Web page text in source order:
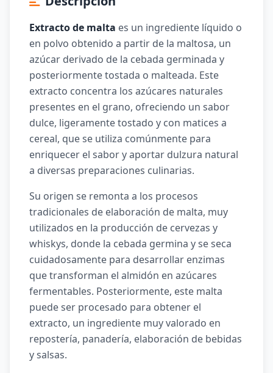
Extracto de malta es un ingrediente líquido o
en polvo obtenido a partir de la maltosa, un
azúcar derivado de la cebada germinada y
posteriormente tostada o malteada. Este
extracto concentra los azúcares naturales
presentes en el grano, ofreciendo un sabor
dulce, ligeramente tostado y con matices a
cereal, que se utiliza comúnmente para
enriquecer el sabor y aportar dulzura natural
a diversas preparaciones culinarias.
Su origen se remonta a los procesos
tradicionales de elaboración de malta, muy
utilizados en la producción de cervezas y
whiskys, donde la cebada germina y se seca
cuidadosamente para desarrollar enzimas
que transforman el almidón en azúcares
fermentables. Posteriormente, este malta
puede ser procesado para obtener el
extracto, un ingrediente muy valorado en
repostería, panadería, elaboración de bebidas
y salsas.